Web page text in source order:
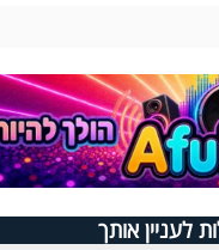
לעניין אותך